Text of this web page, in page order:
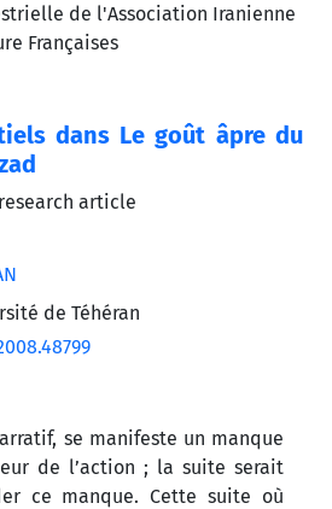
dans Le goût âpre du
article
de Téhéran
se manifeste un manque
de l’action ; la suite serait
ce manque. Cette suite où